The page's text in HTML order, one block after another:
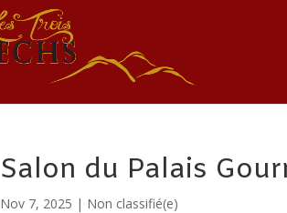
Salon du Palais
Nov 7, 2025 | Non classifié(e)